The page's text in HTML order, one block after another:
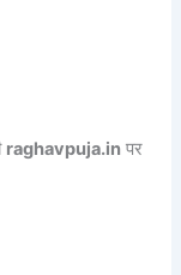
raghavpuja.in पर